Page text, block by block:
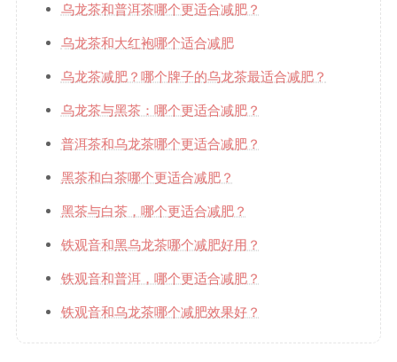
乌龙茶和普洱茶哪个更适合减肥？
乌龙茶和大红袍哪个适合减肥
乌龙茶减肥？哪个牌子的乌龙茶最适合减肥？
乌龙茶与黑茶：哪个更适合减肥？
普洱茶和乌龙茶哪个更适合减肥？
黑茶和白茶哪个更适合减肥？
黑茶与白茶，哪个更适合减肥？
铁观音和黑乌龙茶哪个减肥好用？
铁观音和普洱，哪个更适合减肥？
铁观音和乌龙茶哪个减肥效果好？